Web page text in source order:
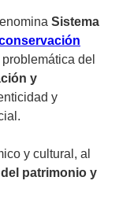
Sistema
del
y
y
y cultural, al
patrimonio y